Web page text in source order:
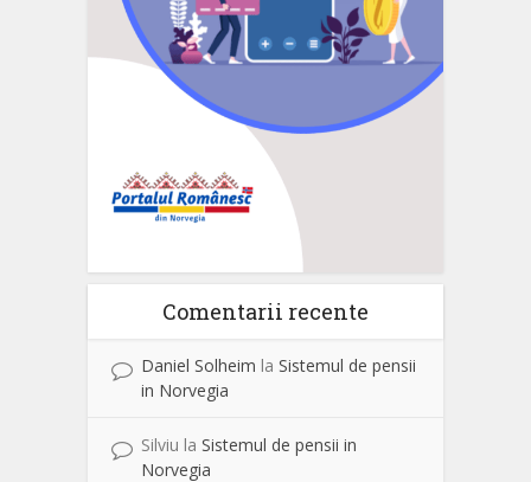
Comentarii recente
Daniel Solheim la Sistemul de pensii
in Norvegia
Silviu la Sistemul de pensii in
Norvegia